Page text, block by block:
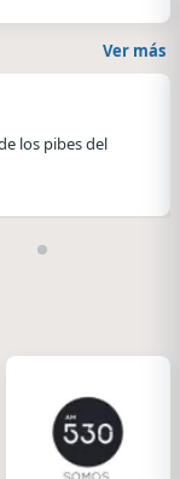
Ver más
los pibes del